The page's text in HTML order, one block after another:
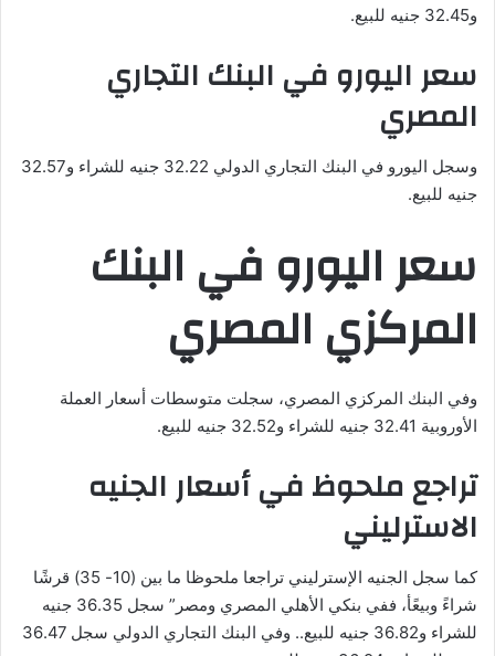
و32.45 جنيه للبيع.
سعر اليورو في البنك التجاري
المصري
وسجل اليورو في البنك التجاري الدولي 32.22 جنيه للشراء و32.57
جنيه للبيع.
سعر اليورو في البنك
المركزي المصري
وفي البنك المركزي المصري، سجلت متوسطات أسعار العملة
الأوروبية 32.41 جنيه للشراء و32.52 جنيه للبيع.
تراجع ملحوظ في أسعار الجنيه
الاسترليني
كما سجل الجنيه الإسترليني تراجعا ملحوظا ما بين (10- 35) قرشًا
شراءً وبيعًأ، ففي بنكي الأهلي المصري ومصر” سجل 36.35 جنيه
للشراء و36.82 جنيه للبيع.. وفي البنك التجاري الدولي سجل 36.47